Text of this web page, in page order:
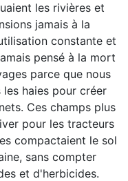
les rivières et
jamais à la
constante et
pensé à la mort
parce que nous
haies pour créer
Ces champs plus
pour les tracteurs
compactaient le sol
sans compter
et d'herbicides.